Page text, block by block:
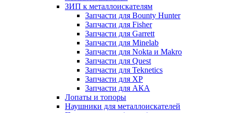
ЗИП к металлоискателям
Запчасти для Bounty Hunter
Запчасти для Fisher
Запчасти для Garrett
Запчасти для Minelab
Запчасти для Nokta и Makro
Запчасти для Quest
Запчасти для Teknetics
Запчасти для XP
Запчасти для АКА
Лопаты и топоры
Наушники для металлоискателей